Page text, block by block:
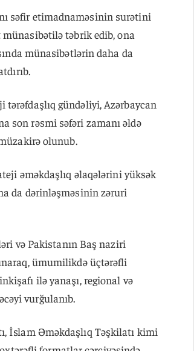
səfir etimadnaməsinin surətini
təbrik edib, ona
münasibətlərin daha da
tərəfdaşlıq gündəliyi, Azərbaycan
son rəsmi səfəri zamanı əldə
olunub.
əməkdaşlıq əlaqələrini yüksək
da dərinləşməsinin zəruri
və Pakistanın Baş naziri
ümumilikdə üçtərəfli
ilə yanaşı, regional və
vurğulanıb.
İslam Əməkdaşlıq Təşkilatı kimi